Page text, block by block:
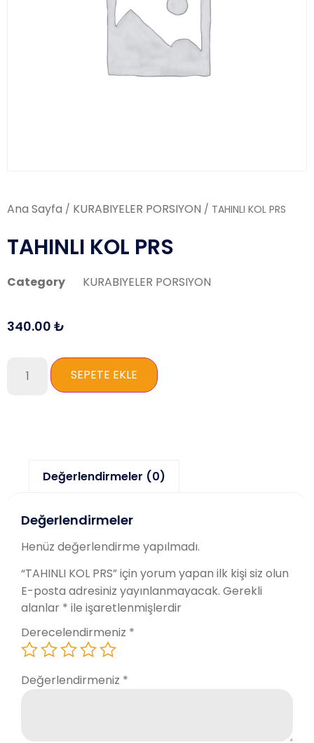
Ana Sayfa / KURABIYELER PORSIYON / TAHINLI KOL PRS
TAHINLI KOL PRS
Category KURABIYELER PORSIYON
340.00 ₺
SEPETE EKLE
Değerlendirmeler (0)
Değerlendirmeler
Henüz değerlendirme yapılmadı.
“TAHINLI KOL PRS” için yorum yapan ilk kişi siz olun
E-posta adresiniz yayınlanmayacak. Gerekli
alanlar * ile işaretlenmişlerdir
Derecelendirmeniz *
Değerlendirmeniz *